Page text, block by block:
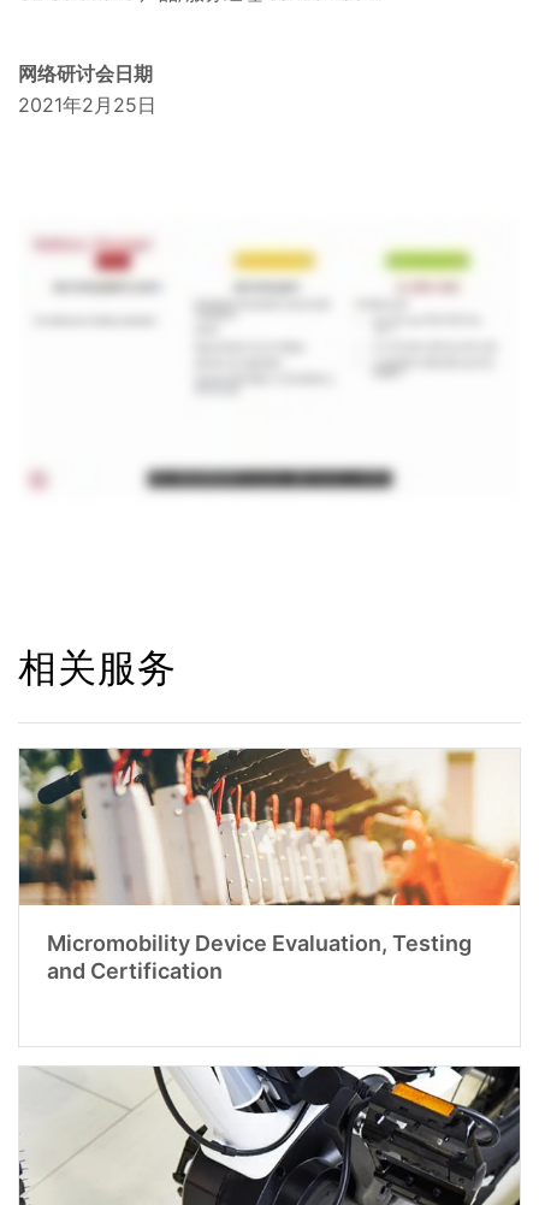
网络研讨会日期
2021年2月25日
相关服务
Micromobility Device Evaluation, Testing
and Certification